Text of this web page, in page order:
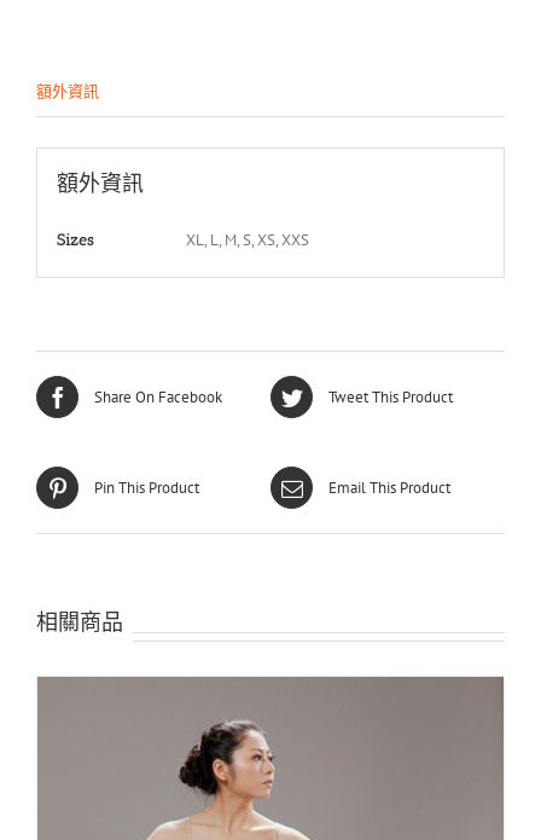
額外資訊
額外資訊
Sizes XL, L, M, S, XS, XXS
Share On Facebook Tweet This Product
Pin This Product Email This Product
相關商品